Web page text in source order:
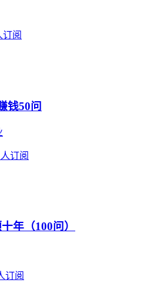
订阅
钱50问
订阅
年（100问）
订阅